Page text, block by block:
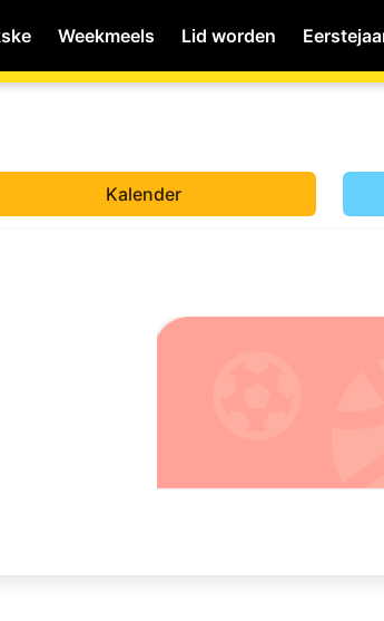
Weekmeels Lid worden
MyWiNA
Schachten
Kalender